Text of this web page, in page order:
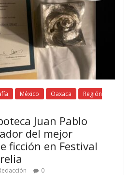
México Oaxaca
Región
Juan Pablo
del mejor
ficción en Festival
0